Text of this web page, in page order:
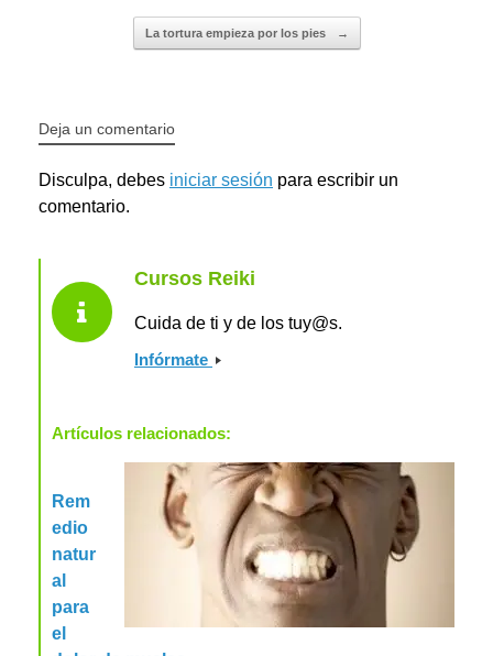
La tortura empieza por los pies →
Deja un comentario
Disculpa, debes iniciar sesión para escribir un
comentario.
Cursos Reiki
Cuida de ti y de los tuy@s.
Infórmate
Artículos relacionados:
Rem
edio
natur
al
para
el